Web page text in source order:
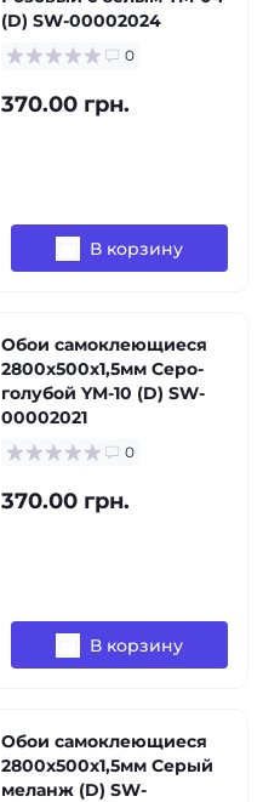
(D) SW-00002024
0
370.00 грн.
В корзину
Обои самоклеющиеся
2800х500х1,5мм Серо-
голубой YM-10 (D) SW-
00002021
0
370.00 грн.
В корзину
Обои самоклеющиеся
2800х500х1,5мм Серый
меланж (D) SW-